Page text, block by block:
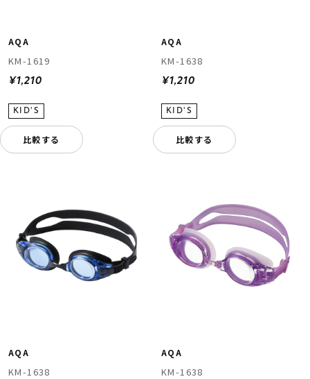
AQA
KM-1619
¥1,210
比較する
AQA
KM-1638
¥1,210
比較する
AQA
KM-1638
AQA
KM-1638